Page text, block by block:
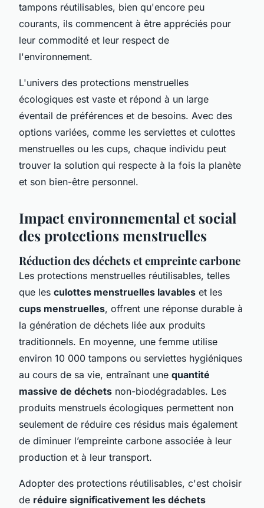
tampons réutilisables, bien qu'encore peu
courants, ils commencent à être appréciés pour
leur commodité et leur respect de
l'environnement.
L'univers des protections menstruelles
écologiques est vaste et répond à un large
éventail de préférences et de besoins. Avec des
options variées, comme les serviettes et culottes
menstruelles ou les cups, chaque individu peut
trouver la solution qui respecte à la fois la planète
et son bien-être personnel.
Impact environnemental et social
des protections menstruelles
Réduction des déchets et empreinte carbone
Les protections menstruelles réutilisables, telles
que les culottes menstruelles lavables et les
cups menstruelles, offrent une réponse durable à
la génération de déchets liée aux produits
traditionnels. En moyenne, une femme utilise
environ 10 000 tampons ou serviettes hygiéniques
au cours de sa vie, entraînant une quantité
massive de déchets non-biodégradables. Les
produits menstruels écologiques permettent non
seulement de réduire ces résidus mais également
de diminuer l’empreinte carbone associée à leur
production et à leur transport.
Adopter des protections réutilisables, c'est choisir
de réduire significativement les déchets